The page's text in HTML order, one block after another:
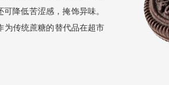
降低苦涩感，掩饰异味。
为传统蔗糖的替代品在超市